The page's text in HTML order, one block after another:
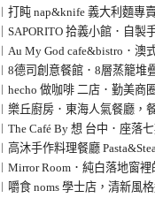
打盹 nap&knife 義大利麵專
SAPORITO 拾義小館．自製
My God cafe&bistro．
德司創意餐館．8層蒸籠堆
做咖啡 二店．勤美商
樂丘廚房．東海人氣餐廳，
Café By 想 台中．座落
高沐手作料理餐廳
Room．純白落地窗
嚼食 noms 學士店，清新風